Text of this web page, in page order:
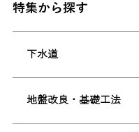
特集から探す
下水道
地盤改良・基礎工法